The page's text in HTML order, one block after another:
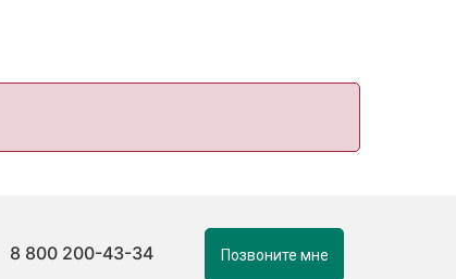
8 800 200-43-34 Позвоните мне